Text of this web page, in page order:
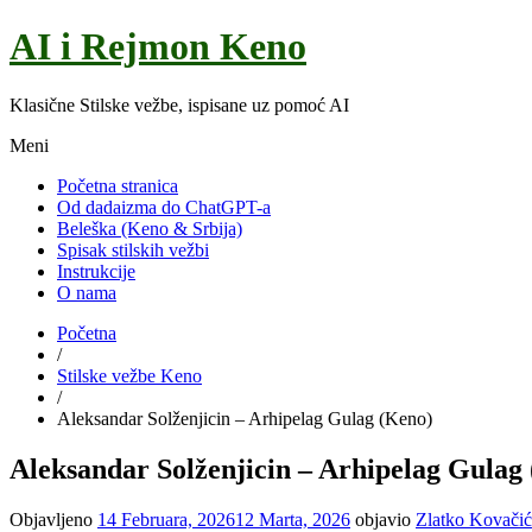
AI i Rejmon Keno
Klasične Stilske vežbe, ispisane uz pomoć AI
Meni
Početna stranica
Od dadaizma do ChatGPT-a
Beleška (Keno & Srbija)
Spisak stilskih vežbi
Instrukcije
O nama
Početna
/
Stilske vežbe Keno
/
Aleksandar Solženjicin – Arhipelag Gulag (Keno)
Aleksandar Solženjicin – Arhipelag Gulag
Objavljeno 14 Februara, 202612 Marta, 2026 objavio Zlatko Kovačić